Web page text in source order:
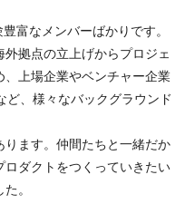
富なメンバーばかりです。
拠点の立上げからプロジェ
上場企業やベンチャー企業
、様々なバックグラウンド
ます。仲間たちと一緒だか
ロダクトをつくっていきたい
。